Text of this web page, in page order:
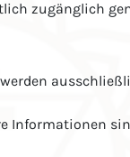
zugänglich
Informationen